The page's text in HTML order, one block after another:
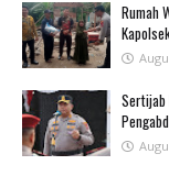
Rumah
Sertijab